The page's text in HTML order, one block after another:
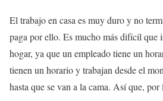
El trabajo en casa es muy duro y no
paga por ello. Es mucho más difícil que
hogar, ya que un empleado tiene un
tienen un horario y trabajan desde el
hasta que se van a la cama. Así que,